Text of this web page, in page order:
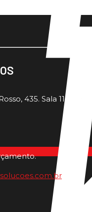
435. Sala 11 -